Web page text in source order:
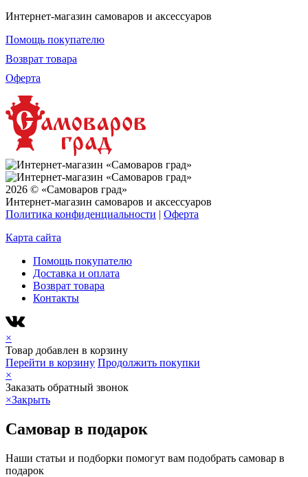
Интернет-магазин самоваров и аксессуаров
Помощь покупателю
Возврат товара
Оферта
2026 © «Самоваров град»
Интернет-магазин самоваров и аксессуаров
Политика конфиденциальности | Оферта
Карта сайта
Помощь покупателю
Доставка и оплата
Возврат товара
Контакты
×
Товар добавлен в корзину
Перейти в корзину Продолжить покупки
×
Заказать обратный звонок
×Закрыть
Самовар в подарок
Наши статьи и подборки помогут вам подобрать самовар в
подарок